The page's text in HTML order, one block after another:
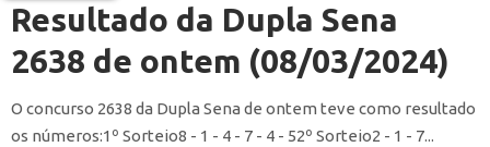
Resultado da Dupla Sena
2638 de ontem (08/03/2024)
O concurso 2638 da Dupla Sena de ontem teve como resultado
os números:1º Sorteio8 - 1 - 4 - 7 - 4 - 52º Sorteio2 - 1 - 7...